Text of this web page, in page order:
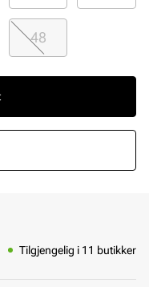
48
Tilgjengelig i 11 butikker